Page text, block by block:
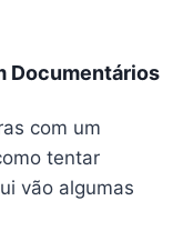
Documentários
com um
tentar
vão algumas